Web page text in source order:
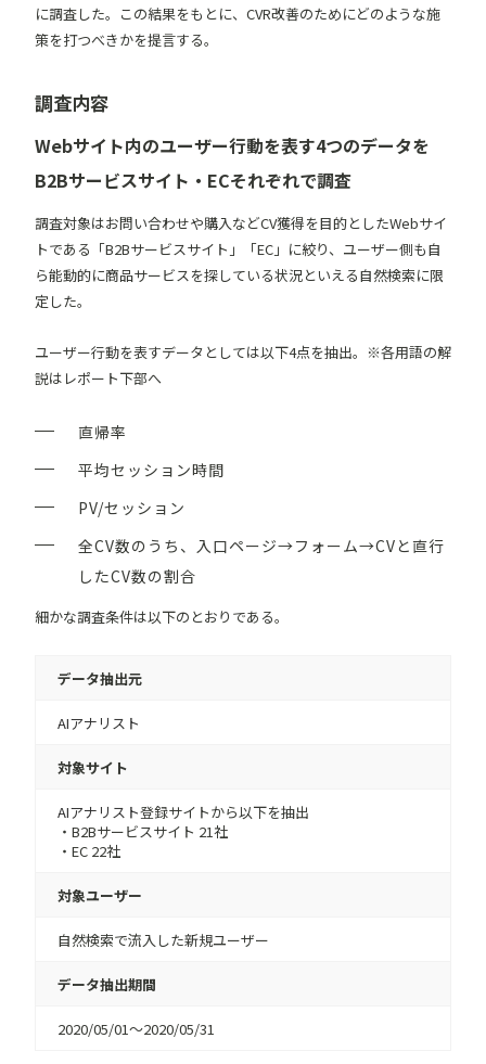
に調査した。この結果をもとに、CVR改善のためにどのような施
策を打つべきかを提言する。
調査内容
Webサイト内のユーザー行動を表す4つのデータを
B2Bサービスサイト・ECそれぞれで調査
調査対象はお問い合わせや購入などCV獲得を目的としたWebサイ
トである「B2Bサービスサイト」「EC」に絞り、ユーザー側も自
ら能動的に商品サービスを探している状況といえる自然検索に限
定した。
ユーザー行動を表すデータとしては以下4点を抽出。※各用語の解
説はレポート下部へ
直帰率
平均セッション時間
PV/セッション
全CV数のうち、入口ページ→フォーム→CVと直行
したCV数の割合
細かな調査条件は以下のとおりである。
データ抽出元
AIアナリスト
対象サイト
AIアナリスト登録サイトから以下を抽出
・B2Bサービスサイト 21社
・EC 22社
対象ユーザー
自然検索で流入した新規ユーザー
データ抽出期間
2020/05/01〜2020/05/31